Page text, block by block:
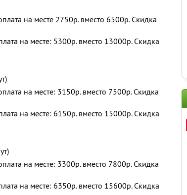
на месте 2750р. вместо 6500р. Скидка
на месте: 5300р. вместо 13000р. Скидка
на месте: 3150р. вместо 7500р. Скидка
на месте: 6150р. вместо 15000р. Скидка
на месте: 3300р. вместо 7800р. Скидка
на месте: 6350р. вместо 15600р. Скидка